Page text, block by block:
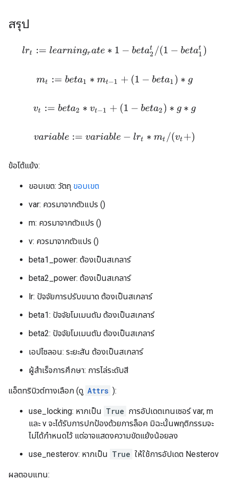
สรุป
rt:=learningrate∗1 − et a2t/(1−bet a1t )
mt:=bet 1 ∗mt−1 +(1 −b eta 1)∗g
vt:=bet a2 ∗vt− 1+( 1 − bet a2)∗g ∗ g
var abl e:=variable −lr t∗mt/ (vt+ )
ข้อโต้แย้ง:
ขอบเขต: วัตถุ ขอบเขต
var: ควรมาจากตัวแปร ()
m: ควรมาจากตัวแปร ()
v: ควรมาจากตัวแปร ()
beta1_power: ต้องเป็นสเกลาร์
beta2_power: ต้องเป็นสเกลาร์
lr: ปัจจัยการปรับขนาด ต้องเป็นสเกลาร์
beta1: ปัจจัยโมเมนตัม ต้องเป็นสเกลาร์
beta2: ปัจจัยโมเมนตัม ต้องเป็นสเกลาร์
เอปไซลอน: ระยะสัน ต้องเป็นสเกลาร์
ผู้สำเร็จการศึกษา: การไล่ระดับสี
แอ็ตทริบิวต์ทางเลือก (ดู Attrs ):
use_locking: หากเป็น True การอัปเดตเทนเซอร์ var, m
และ v จะได้รับการปกป้องด้วยการล็อค มิฉะนั้นพฤติกรรมจะ
ไม่ได้กำหนดไว้ แต่อาจแสดงความขัดแย้งน้อยลง
use_nesterov: หากเป็น True ให้ใช้การอัปเดต Nesterov
ผลตอบแทน: